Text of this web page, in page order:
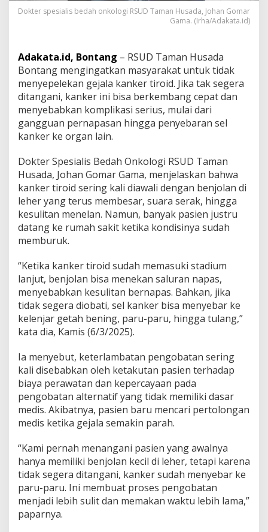
n
g
S
e
g
e
r
a
D
a
n
g
a
n
i
,
R
D
T
a
m
a
n
s
a
d
a
I
n
k
a
n
D
a
m
Dokter spesialis bedah onkologi RSUD Taman Husada, Johan Gomar
Gama. (Irha/Adakata.id)
Adakata.id, Bontang – RSUD Taman Husada
Bontang mengingatkan masyarakat untuk tidak
menyepelekan gejala kanker tiroid. Jika tak segera
ditangani, kanker ini bisa berkembang cepat dan
menyebabkan komplikasi serius, mulai dari
gangguan pernapasan hingga penyebaran sel
kanker ke organ lain.
Dokter Spesialis Bedah Onkologi RSUD Taman
Husada, Johan Gomar Gama, menjelaskan bahwa
kanker tiroid sering kali diawali dengan benjolan di
leher yang terus membesar, suara serak, hingga
kesulitan menelan. Namun, banyak pasien justru
datang ke rumah sakit ketika kondisinya sudah
memburuk.
“Ketika kanker tiroid sudah memasuki stadium
lanjut, benjolan bisa menekan saluran napas,
menyebabkan kesulitan bernapas. Bahkan, jika
tidak segera diobati, sel kanker bisa menyebar ke
kelenjar getah bening, paru-paru, hingga tulang,”
kata dia, Kamis (6/3/2025).
Ia menyebut, keterlambatan pengobatan sering
kali disebabkan oleh ketakutan pasien terhadap
biaya perawatan dan kepercayaan pada
pengobatan alternatif yang tidak memiliki dasar
medis. Akibatnya, pasien baru mencari pertolongan
medis ketika gejala semakin parah.
“Kami pernah menangani pasien yang awalnya
hanya memiliki benjolan kecil di leher, tetapi karena
tidak segera ditangani, kanker sudah menyebar ke
paru-paru. Ini membuat proses pengobatan
menjadi lebih sulit dan memakan waktu lebih lama,”
paparnya.